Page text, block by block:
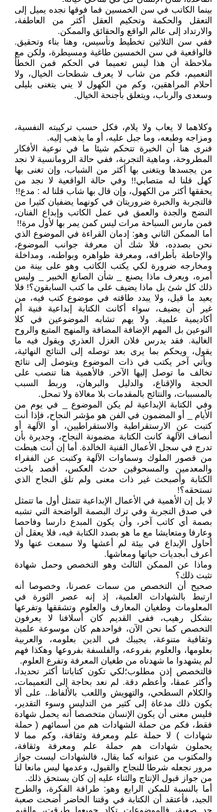
بينما الكاتب في سن الخمسين فما فوقها نجده يميل إلى
التعقل والحكمة وتحكيم العقل أكثر من العاطفة،
والارتداد إلى عالم الواقع والحقائق والممكن.
ففي سن الثلاثين تخطيط وتأسيس، وهنا بناء وتحقيق.
فالواقعية في سن الخمسين طاغية ومسيطرة، ولكن مع
ملاحظة أن هذا ليس تعميما في الحكم فمن الخطأ
التعميم، فكم من شاب لا يعرف شطحات الخيال، ولا
أحلام المراهقين، وكم من الكهول لا يني يتغنى بليلى
وسعدى والرباب، ويتعلق بأجنحة الخيال.
وكلاهما لا يعاب ولا يلام، فكل حسب تركيبته النفسية،
ومزاجه وطبعه، وما جبل عليه، أو ما يذهب إليه.
فنرى هنا أن الخبرة تتحكم شيئا ما في نوعية الأفكار
المطروحة، وماهية التجربة، ففي حالة الرومانسية لا نجد
من يجسدها ويتغنى بها أكثر من الشباب، وإن تغنى بها
كهل قلنا له متصابي!! وفي حالة الواقعية لا نجد من
يحققها أكثر من الكهول، وإن قال بها شاب قلنا له : مدع!!
فالتجربة والخبرة ضروريتان في كونهما يضفيان كثيرا من
النضج والجدة والعمق في عمل الكاتب وإبداع الفنان،
فمن مارس السباحة مرات ليس كمن يمر بها لأول مرة!!
أما الممكن الثاني وهو: إدمان القراءة في الموضوع الذي
نحن بصدده، فلا شك أن معرفة جوانب الموضوع،
والإحاطة بأطرافه، ومعرفة ظواهره وبواطنه، ومداخلة
ومخارجه ضرورة لكي يكتب الكاتب وهو على بينة من
أمره، ويعرف ماذا يصنع _ شأن الصانع الخبير _ وليس
ذلك كل شئ بل ماذا يضيف على ما كتب السابقون؟! فلا
يعيد ما قيل، ولا يبدد طاقته في موضوع كتب فيه، من
غير أن يضيف، سواء أكانت الكتابة إبداعية فنية أم
أكاديمية علمية. ولا يهم تشابه الموضوعين في كلا
النوعين بل المهم الإضافة المضافة والمنهج المتبع والروح
الغالبة. فقد يدرس فلان الغزل العذري ويقول فيه ما
يقول، ويحكم بما يرى بعد توصله إلى النتائج النهائية،
ويأتي آخر يكتب في ذات الموضوع ويتوصل إلى نتائج
تخالف ما توصل إليها الآخر. فالأهمية هنا تنصب على
الحجة والإقناع، والدليل والبرهان، وربط السبب
بالمسببات، والنتائج بالمقدمات بلا مغالاة ولا تمحل.
وفي الكتابة الإبداعية لم يكن الموضوع _ في يوم من
الأيام _ أو المضمون في الفن هو مؤشر النجاح، فإذا أنت
كتبت عن الارستقراطية والاستقراطيين، أو الآلهة أو
أنصاف الآلهة كانت الكتابة مضمونة النجاح، وجديرة بأن
تدرج في سجل الأعمال الفنية الخالدة. أما إن أنت هبطت
من قصور الملوك وسماوات الآلهة وكتبت عن الفقراء
والمعدمين والمسحوقين حدث العكس، أقصد باخت
الكتابة وأصبحت غير ذات معنى ولم تلق النجاح الذي
تستحقه؟!
لا بل إن الأهمية في الأعمال الإبداعية تتمثل أول ما تتمثل
في صدق التجربة وفي ترك البصمة الواضحة التي تشبه
بصمة أي كاتب آخر، وأن يكون المبدع دارسا وفاحصا
وعارفا ومتعايشا مع ما هو بصدد الكتابة فيه، فلا يعقل أن
أحاول الإبداع في بيئة لم أعشها ولا سمعت عنها ولا
أعرف أبجديات حياتها ومعاشها.
وماذا عن الممكن الثالث وهو التخصص وحمل شهادة
تثبت ذلك؟
صحيح أن التخصص من سمات عصرنا، وخصوصا أنه
ارتبط بالشهادات العلمية، إذ إنه عصر الثورة في
المعلومات وطغيان المعارف والعلوم وتشققها وتفرعها
بشكل رهيب، ففي القديم كان أسلافنا لا يعرفون
التخصص كما نحن الآن، فواحدهم كان موسوعة علمية
وثقافية متنوعة، يجيبك في الدين بعلومه، والعربية
بعلومها، والعلوم بفروعه، والفلسفة بفروعها وهكذا فهم
لم يشهدوا ما شهدناه من طغيان المعرفة وتفرع العلوم.
فالتخصص إذن مطلوب؛لكي تكون كتاباتنا أكثر تحديدا،
وأكثر عمقا، وأعظم دقة. لم نعد بحاجة إلى التعميمات،
والكلام السطحي، والتهويش واللعب بالألفاظ.. على ألا
يكون ذلك مدعاة إلى كثير من التدليس وسوء التقدير،
فليس معنى أن يكون الإنسان متخصصا أنه يحمل شهادة
فقط، فكم من حملة الشهادات هم من أسمائهم ( حملة
شهادات ) لا حملة علم ومعرفة وثقافة، وكم مما لا
يحملون شهادات هم حملة علم ومعرفة وثقافة،
والمكتوب من عنوانه كما يقال، فالشهادات ليست جواز
مرور نجعله شرطا للنجاح والقبول، وعدمها ليس مانعا لنا
من جواز قبول الإنتاج والثناء عليه إن كان يستحق ذلك.
أما بالنسبة للمكن الرابع وهو: طرافة الفكرة، والطرح
الجيد، فأعتقد أن الكتابة في وقتنا الحاضر أضحت صعبة